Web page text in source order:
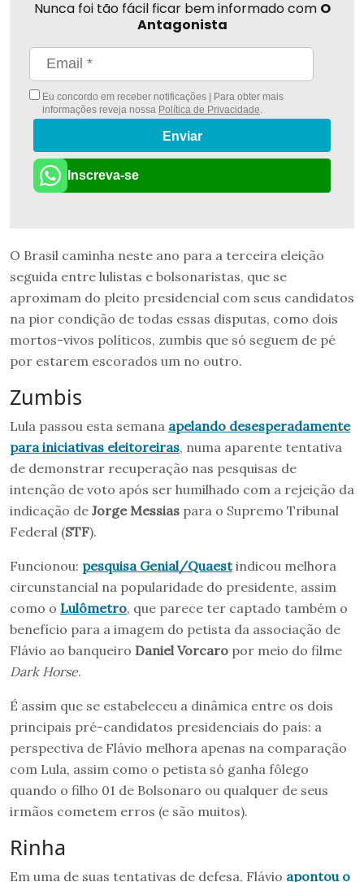
Nunca foi tão fácil ficar bem informado com O
Antagonista
Eu concordo em receber notificações | Para obter mais
informações reveja nossa Política de Privacidade.
Enviar
Inscreva-se
O Brasil caminha neste ano para a terceira eleição
seguida entre lulistas e bolsonaristas, que se
aproximam do pleito presidencial com seus candidatos
na pior condição de todas essas disputas, como dois
mortos-vivos políticos, zumbis que só seguem de pé
por estarem escorados um no outro.
Zumbis
Lula passou esta semana apelando desesperadamente
para iniciativas eleitoreiras, numa aparente tentativa
de demonstrar recuperação nas pesquisas de
intenção de voto após ser humilhado com a rejeição da
indicação de Jorge Messias para o Supremo Tribunal
Federal (STF).
Funcionou: pesquisa Genial/Quaestindicou melhora
circunstancial na popularidade do presidente, assim
como o Lulômetro, que parece ter captado também o
benefício para a imagem do petista da associação de
Flávio ao banqueiro Daniel Vorcaro por meio do filme
Dark Horse.
É assim que se estabeleceu a dinâmica entre os dois
principais pré-candidatos presidenciais do país: a
perspectiva de Flávio melhora apenas na comparação
com Lula, assim como o petista só ganha fôlego
quando o filho 01 de Bolsonaro ou qualquer de seus
irmãos cometem erros (e são muitos).
Rinha
Em uma de suas tentativas de defesa, Flávio apontou o